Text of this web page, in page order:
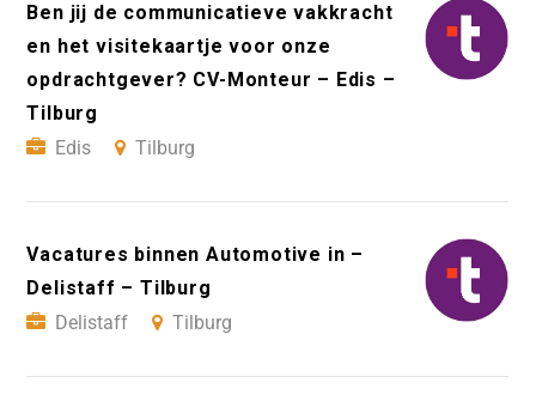
Ben jij de communicatieve vakkracht
en het visitekaartje voor onze
opdrachtgever? CV-Monteur – Edis –
Tilburg
Edis
Tilburg
Vacatures binnen Automotive in –
Delistaff – Tilburg
Delistaff
Tilburg